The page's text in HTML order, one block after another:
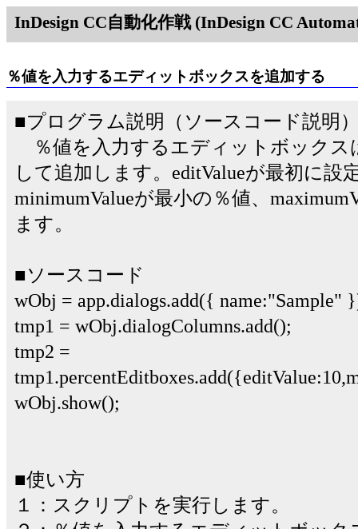
InDesign CC自動化作戦 (InDesign CC
％値を入力するエディットボックスを追加する
■プログラム説明（ソースコード説明
％値を入力するエディットボックス
して追加します。editValueが最初に設
minimumValueが最小の％値、
ます。
■ソースコード
wObj = app.dialogs.add({ name:"Sample"
tmp1 = wObj.dialogColumns.add();
tmp2 =
wObj.show();
■使い方
１：スクリプトを実行します。